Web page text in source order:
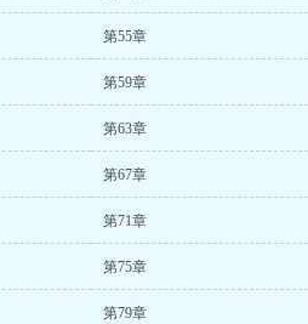
第55章
第59章
第63章
第67章
第71章
第75章
第79章